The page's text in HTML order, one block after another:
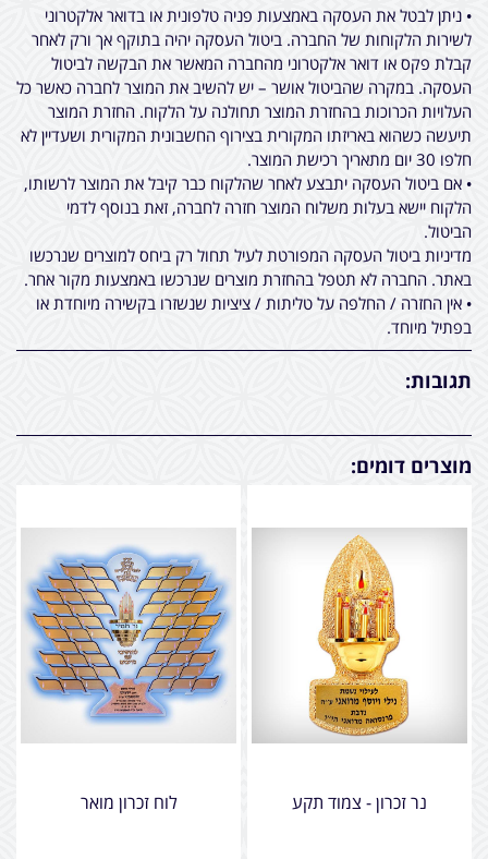
• ניתן לבטל את העסקה באמצעות פניה טלפונית או בדואר אלקטרוני
לשירות הלקוחות של החברה. ביטול העסקה יהיה בתוקף אך ורק לאחר
קבלת פקס או דואר אלקטרוני מהחברה המאשר את הבקשה לביטול
העסקה. במקרה שהביטול אושר – יש להשיב את המוצר לחברה כאשר כל
העלויות הכרוכות בהחזרת המוצר תחולנה על הלקוח. החזרת המוצר
תיעשה כשהוא באריזתו המקורית בצירוף החשבונית המקורית ושעדיין לא
חלפו 30 יום מתאריך רכישת המוצר.
• אם ביטול העסקה יתבצע לאחר שהלקוח כבר קיבל את המוצר לרשותו,
הלקוח יישא בעלות משלוח המוצר חזרה לחברה, זאת בנוסף לדמי
הביטול.
מדיניות ביטול העסקה המפורטת לעיל תחול רק ביחס למוצרים שנרכשו
באתר. החברה לא תטפל בהחזרת מוצרים שנרכשו באמצעות מקור אחר.
• אין החזרה / החלפה על טליתות / ציציות שנשזרו בקשירה מיוחדת או
בפתיל מיוחד.
תגובות:
מוצרים דומים:
נר זכרון - צמוד תקע לוח זכרון מואר